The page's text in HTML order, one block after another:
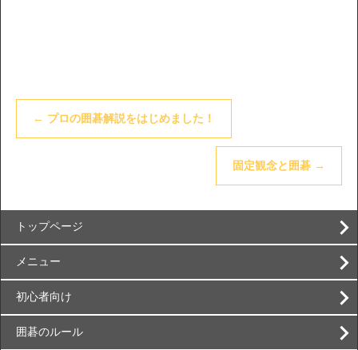
← プロの囲碁解説をはじめました！
固定観念と囲碁 →
トップページ
メニュー
初心者向け
囲碁のルール